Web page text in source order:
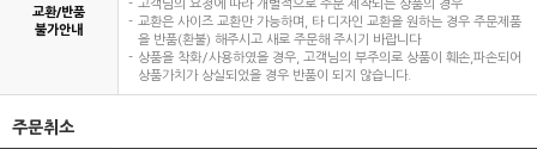
교환/반품
불가안내
고객님의 요청에 따라 개별적으로 주문 제작되는 상품의 경우
교환은 사이즈 교환만 가능하며, 타 디자인 교환을 원하는 경우 주문제품
을 반품(환불) 해주시고 새로 주문해 주시기 바랍니다
상품을 착화/사용하였을 경우, 고객님의 부주의로 상품이 훼손,파손되어
상품가치가 상실되었을 경우 반품이 되지 않습니다.
주문취소